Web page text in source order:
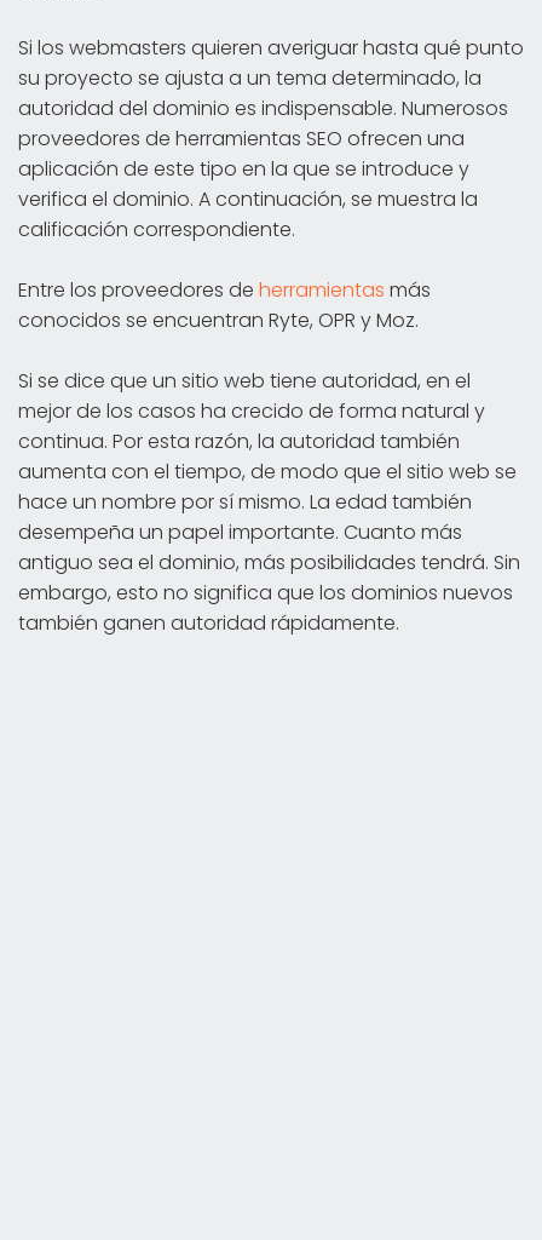
Si los webmasters quieren averiguar hasta qué punto
su proyecto se ajusta a un tema determinado, la
autoridad del dominio es indispensable. Numerosos
proveedores de herramientas SEO ofrecen una
aplicación de este tipo en la que se introduce y
verifica el dominio. A continuación, se muestra la
calificación correspondiente.
Entre los proveedores de herramientas más
conocidos se encuentran Ryte, OPR y Moz.
Si se dice que un sitio web tiene autoridad, en el
mejor de los casos ha crecido de forma natural y
continua. Por esta razón, la autoridad también
aumenta con el tiempo, de modo que el sitio web se
hace un nombre por sí mismo. La edad también
desempeña un papel importante. Cuanto más
antiguo sea el dominio, más posibilidades tendrá. Sin
embargo, esto no significa que los dominios nuevos
también ganen autoridad rápidamente.